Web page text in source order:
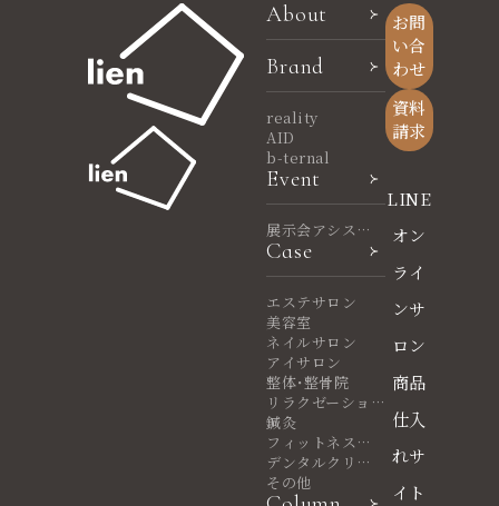
About
Brand
reality
AID
b-ternal
Event
展示会アシスタ
ント
Case
エステサロン
美容室
ネイルサロン
アイサロン
整体・整骨院
リラクゼーショ
ンサロン
鍼灸
フィットネスヨ
ガ
デンタルクリニ
ック
その他
お問
い合
わせ
資料
請求
LINE
オン
ライ
ンサ
ロン
商品
仕入
れサ
イト